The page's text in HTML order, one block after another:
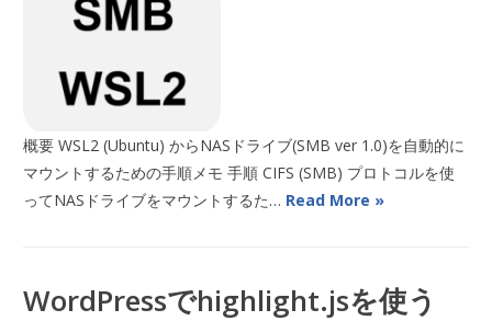
概要 WSL2 (Ubuntu) からNASドライブ(SMB ver 1.0)を自動的に
マウントするための手順メモ 手順 CIFS (SMB) プロトコルを使
ってNASドライブをマウントするた… Read More »
WordPressでhighlight.jsを使う